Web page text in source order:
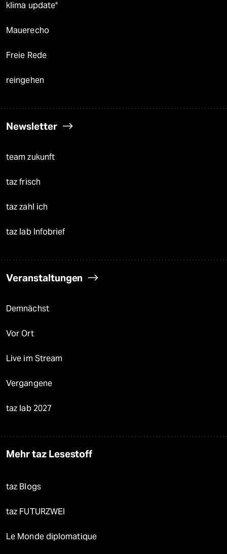
klima update°
Mauerecho
Freie Rede
reingehen
Newsletter
team zukunft
taz frisch
taz zahl ich
taz lab Infobrief
Veranstaltungen
Demnächst
Vor Ort
Live im Stream
Vergangene
taz lab 2027
Mehr taz Lesestoff
taz Blogs
taz FUTURZWEI
Le Monde diplomatique